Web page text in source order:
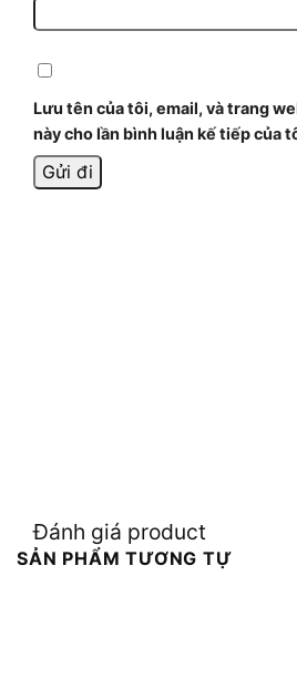
Lưu tên của tôi, email, và trang
này cho lần bình luận kế tiếp của
Đánh giá product
SẢN PHẨM TƯƠNG TỰ